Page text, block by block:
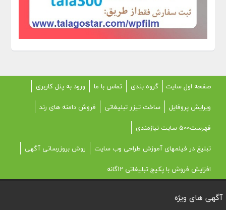
صفحه اول سایت گروه بندی تماس با ما
ورود به پنل کاربری
ویرایش پروفایل
ساخت تیزر تبلیغاتی
فروش دامنه های رند
فهرست500 سایت نیازمندی
تبلیغ در فیلمهای آموزش طراحی وب سایت
روش بروزرسانی آگهی
افزایش فروش با پکیج تبلیغاتی 12گانه
آگهی های ویژه